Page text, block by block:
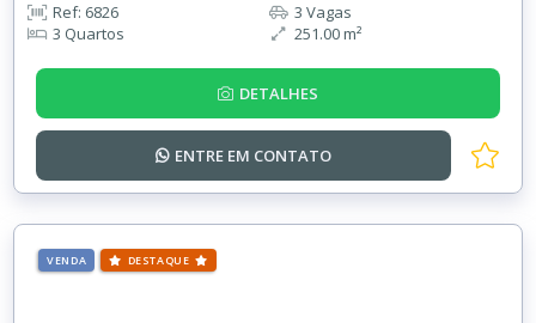
Ref: 6826
3 Quartos
3 Vagas
251.00 m²
DETALHES
ENTRE EM CONTATO
VENDA DESTAQUE